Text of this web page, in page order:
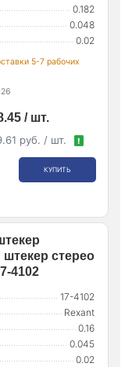
0.182
0.048
0.02
5-7 рабочих
/ шт.
руб. / шт. !
КУПИТЬ
стерео
4102
17-4102
Rexant
0.16
0.045
0.02